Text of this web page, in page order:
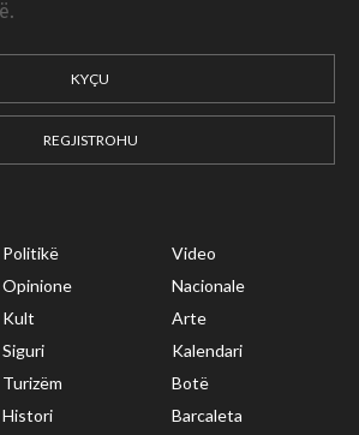
KYÇU
REGJISTROHU
Politikë
Video
Opinione
Nacionale
Kult
Arte
Siguri
Kalendari
Turizëm
Botë
Histori
Barcaleta